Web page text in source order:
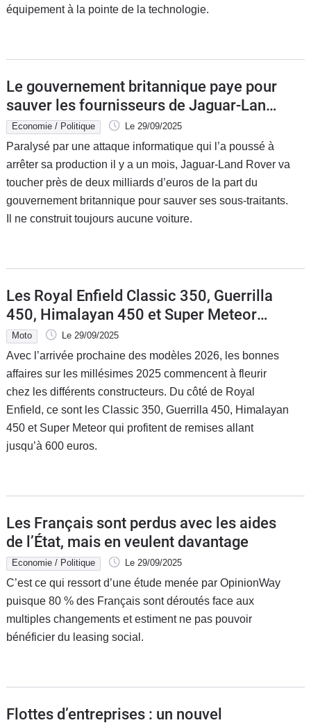
équipement à la pointe de la technologie.
Le gouvernement britannique paye pour
sauver les fournisseurs de Jaguar-Land
Rover
Economie / Politique Le 29/09/2025
Paralysé par une attaque informatique qui l’a poussé à
arrêter sa production il y a un mois, Jaguar-Land Rover va
toucher près de deux milliards d’euros de la part du
gouvernement britannique pour sauver ses sous-traitants.
Il ne construit toujours aucune voiture.
Les Royal Enfield Classic 350, Guerrilla
450, Himalayan 450 et Super Meteor
650 en promo !
Moto Le 29/09/2025
Avec l’arrivée prochaine des modèles 2026, les bonnes
affaires sur les millésimes 2025 commencent à fleurir
chez les différents constructeurs. Du côté de Royal
Enfield, ce sont les Classic 350, Guerrilla 450, Himalayan
450 et Super Meteor qui profitent de remises allant
jusqu’à 600 euros.
Les Français sont perdus avec les aides
de l’État, mais en veulent davantage
Economie / Politique Le 29/09/2025
C’est ce qui ressort d’une étude menée par OpinionWay
puisque 80 % des Français sont déroutés face aux
multiples changements et estiment ne pas pouvoir
bénéficier du leasing social.
Flottes d’entreprises : un nouvel